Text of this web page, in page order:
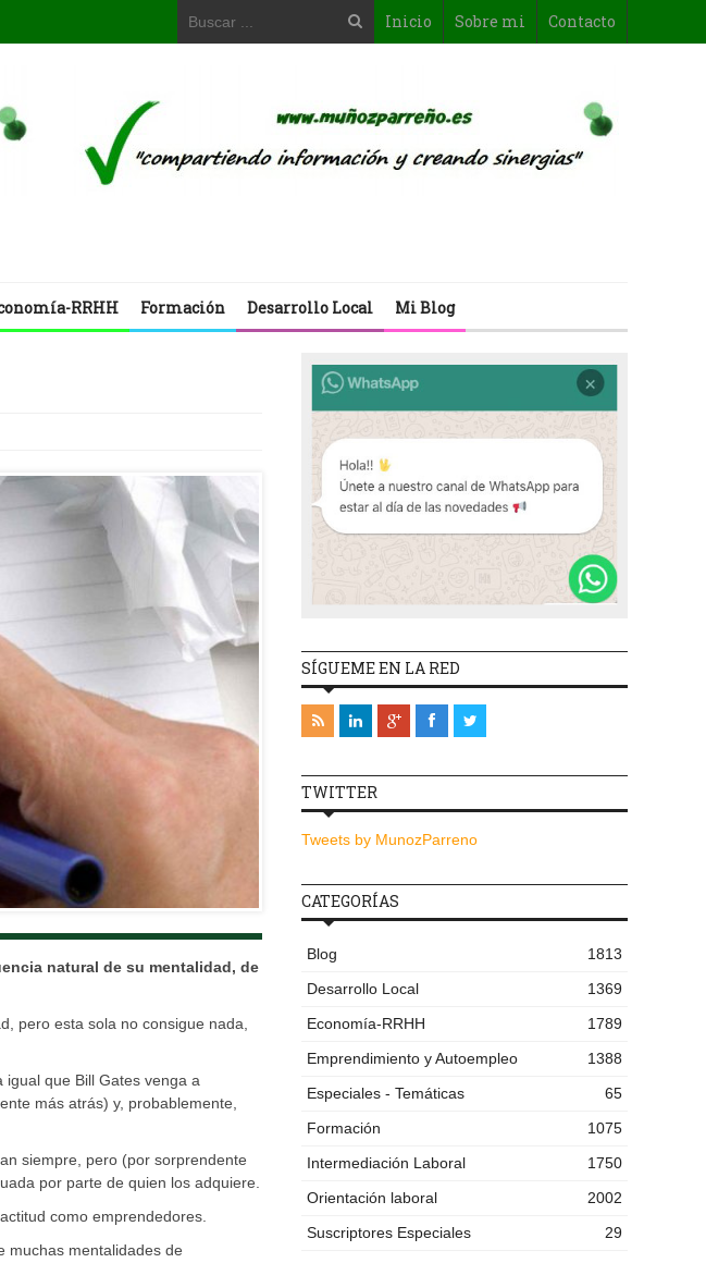
Inicio Sobre mi Contacto
RRHH Formación Desarrollo Local Mi Blog
natural de su mentalidad, de
pero esta sola no consigue nada,
que Bill Gates venga a
más atrás) y, probablemente,
siempre, pero (por sorprendente
por parte de quien los adquiere.
como emprendedores.
muchas mentalidades de
SÍGUEME EN LA RED
TWITTER
Tweets by MunozParreno
CATEGORÍAS
Blog
1813
Desarrollo Local
1369
Economía-RRHH
1789
Emprendimiento y Autoempleo
1388
Especiales - Temáticas
65
Formación
1075
Intermediación Laboral
1750
Orientación laboral
2002
Suscriptores Especiales
29